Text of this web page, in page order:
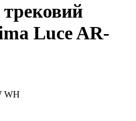
трековий
Luce AR-
WH